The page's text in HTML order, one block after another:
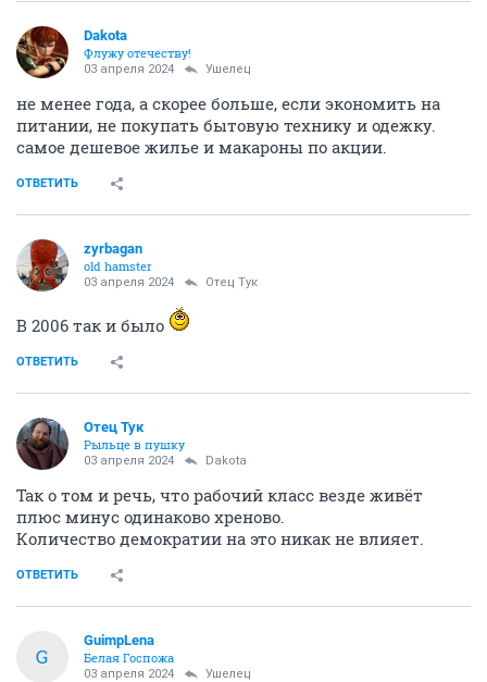
Dаkota
Флужу отечеству!
03 апреля 2024 Ушелец
не менее года, а скорее больше, если экономить на
питании, не покупать бытовую технику и одежку.
самое дешевое жилье и макароны по акции.
ОТВЕТИТЬ
zyrbagan
old hamster
03 апреля 2024 Отец Тук
В 2006 так и было
ОТВЕТИТЬ
Отец Тук
Рыльце в пушку
03 апреля 2024 Dаkota
Так о том и речь, что рабочий класс везде живёт
плюс минус одинаково хреново.
Количество демократии на это никак не влияет.
ОТВЕТИТЬ
G
GuimpLena
Белая Госпожа
03 апреля 2024 Ушелец